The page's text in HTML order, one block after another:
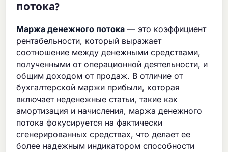
потока?
Маржа денежного потока — это коэффициент
рентабельности, который выражает
соотношение между денежными средствами,
полученными от операционной деятельности, и
общим доходом от продаж. В отличие от
бухгалтерской маржи прибыли, которая
включает неденежные статьи, такие как
амортизация и начисления, маржа денежного
потока фокусируется на фактически
сгенерированных средствах, что делает ее
более надежным индикатором способности